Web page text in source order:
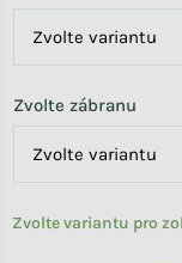
Zvolte variantu pro
Zvolte zábranu